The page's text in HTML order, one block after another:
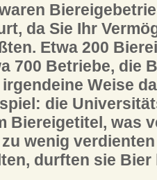
da Sie Ihr
Etwa 200
700 Betriebe, die
Weise
die
Biereigetitel, was
zu wenig
durften sie Bier